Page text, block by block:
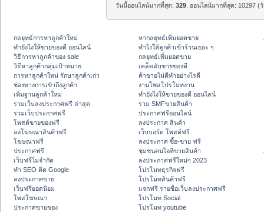
วันนี้ออนไลน์มากที่สุด:329 . ออนไลน์มากที่สุด: 10297
กลยุทธ์การหาลูกค้าใหม่
ทํายังไงให้ขายของดี ออนไลน์
วิธีการหาลูกค้าของ sale
วิธีหาลูกค้ากลุ่มเป้าหมาย
การหาลูกค้าใหม่ รักษาลูกค้าเก่า
ช่องทางการเข้าถึงลูกค้า
เพิ่มฐานลูกค้าใหม่
รวมเว็บลงประกาศฟรี ล่าสุด
รวมเว็บประกาศฟรี
โพสต์ขายของฟรี
ลงโฆษณาสินค้าฟรี
โฆษณาฟรี
ประกาศฟรี
เว็บฟรีไม่จำกัด
ทำ SEO ติด Google
ลงประกาศขาย
เว็บฟรียอดนิยม
โพสโฆษณา
ประกาศขายของ
หากลยุทธ์เพิ่มยอดขาย
ทําไงให้ลูกค้าเข้าร้านเยอะ ๆ
กลยุทธ์เพิ่มยอดขาย
เคล็ดลับขายของดี
ค้าขายไม่ดีทำอย่างไรดี
งานโพสโปรโมทงาน
ทํายังไงให้ขายของดี ออนไลน์
รวม SMFขายสินค้า
ประกาศฟรีออนไลน์
ลงประกาศ สินค้า
เว็บบอร์ด โพสต์ฟรี
ลงประกาศ ซื้อ-ขาย ฟรี
ชุมชนคนไอทีขายสินค้า
ลงประกาศฟรีใหม่ๆ 2023
โปรโมทธุรกิจฟรี
โปรโมทสินค้าฟรี
แจกฟรี รายชื่อเว็บลงประกาศฟรี
โปรโมท Social
โปรโมท youtube